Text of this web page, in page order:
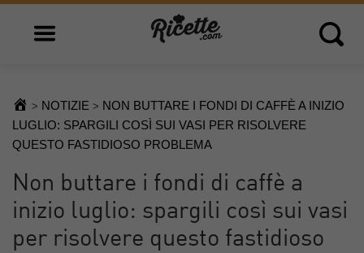
Open main menu Open
> NOTIZIE > NON BUTTARE I FONDI DI CAFFÈ A INIZIO
LUGLIO: SPARGILI COSÌ SUI VASI PER RISOLVERE
QUESTO FASTIDIOSO PROBLEMA
Non buttare i fondi di caffè a
inizio luglio: spargili così sui vasi
per risolvere questo fastidioso